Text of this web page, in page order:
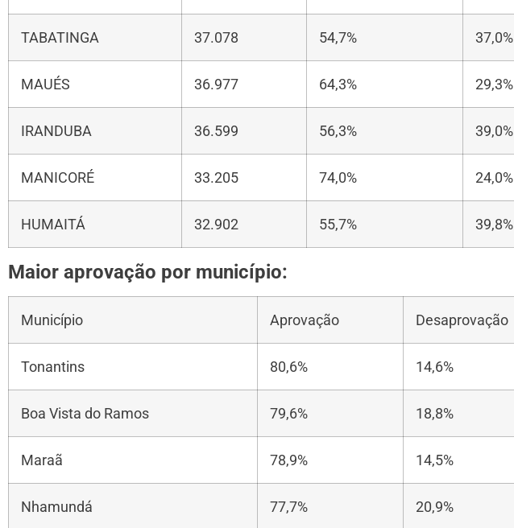
TABATINGA 37.078 54,7% 37,0%
MAUÉS 36.977 64,3% 29,3%
IRANDUBA 36.599 56,3% 39,0%
MANICORÉ 33.205 74,0% 24,0%
HUMAITÁ 32.902 55,7% 39,8%
Maior aprovação por município:
Município Aprovação Desaprovação
Tonantins 80,6% 14,6%
Boa Vista do Ramos 79,6% 18,8%
Maraã 78,9% 14,5%
Nhamundá 77,7% 20,9%